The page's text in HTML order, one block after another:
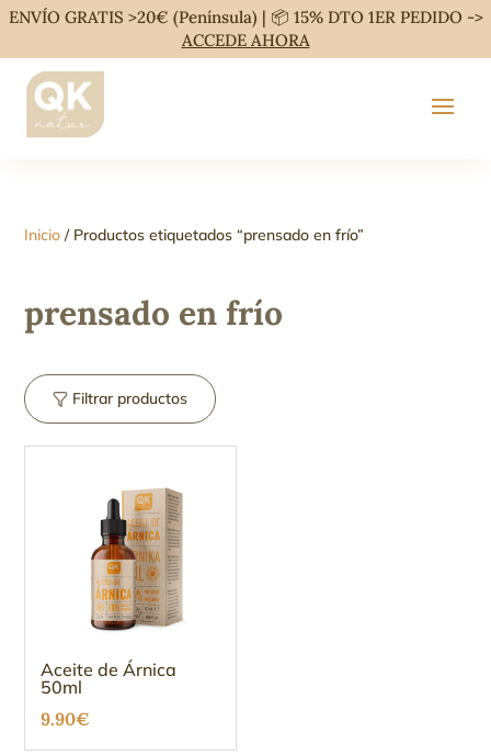
ENVÍO GRATIS >20€ (Península) | 📦 15% DTO 1ER PEDIDO ->
ACCEDE AHORA
Inicio / Productos etiquetados “prensado en frío”
prensado en frío
Filtrar productos
Aceite de Árnica
50ml
9.90€